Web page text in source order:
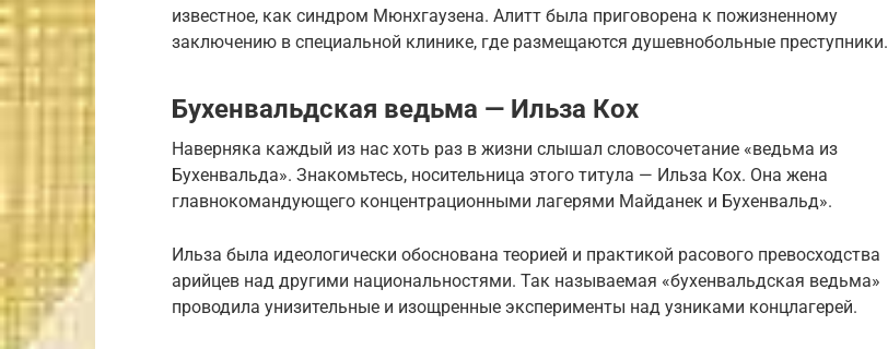
известное, как синдром Мюнхгаузена. Алитт была приговорена к пожизненному
заключению в специальной клинике, где размещаются душевнобольные преступники.
Бухенвальдская ведьма — Ильза Кох
Наверняка каждый из нас хоть раз в жизни слышал словосочетание «ведьма из
Бухенвальда». Знакомьтесь, носительница этого титула — Ильза Кох. Она жена
главнокомандующего концентрационными лагерями Майданек и Бухенвальд».
Ильза была идеологически обоснована теорией и практикой расового превосходства
арийцев над другими национальностями. Так называемая «бухенвальдская ведьма»
проводила унизительные и изощренные эксперименты над узниками концлагерей.